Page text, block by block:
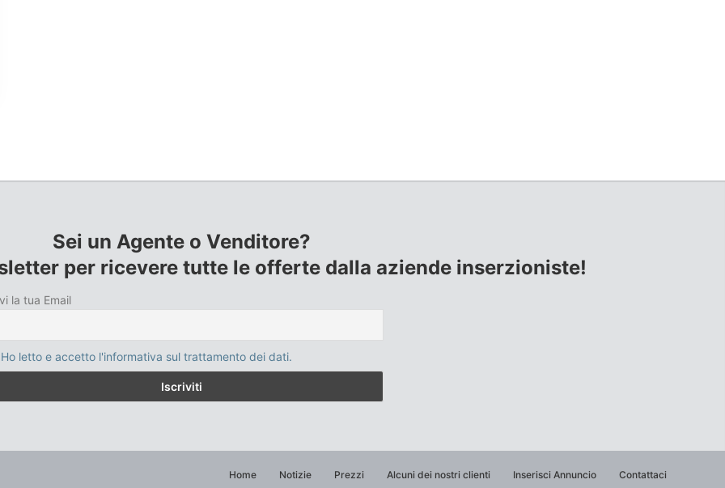
Sei un Agente o Venditore?
per ricevere tutte le offerte dalla aziende inserzioniste!
la tua Email
Ho letto e accetto l'informativa sul trattamento dei dati.
Home Notizie Prezzi Alcuni dei nostri clienti Inserisci Annuncio Contattaci